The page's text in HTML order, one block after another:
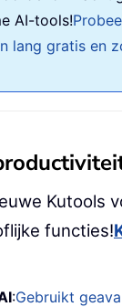
AI-tools!
lang gratis en
Kutools
functies!
:Gebruikt